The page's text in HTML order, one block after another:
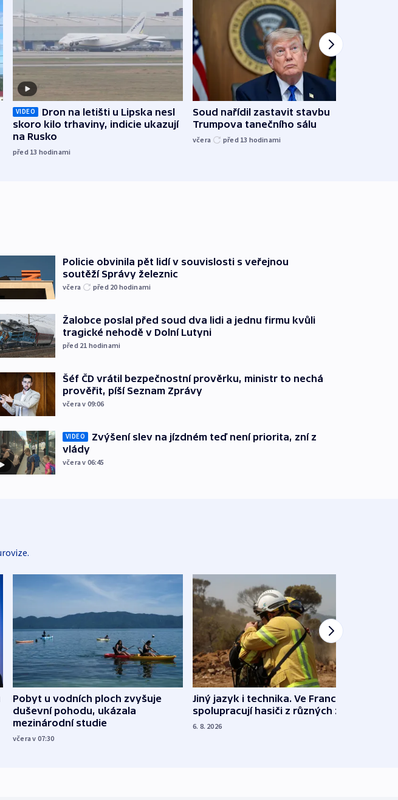
VIDEO
Dron na letišti u Lipska nesl
skoro kilo trhaviny, indicie ukazují
na Rusko
před 13 hodinami
Soud nařídil zastavit stavbu
Trumpova tanečního sálu
včera před 13 hodinami
Policie obvinila pět lidí v souvislosti s veřejnou
soutěží Správy železnic
včera před 20 hodinami
Žalobce poslal před soud dva lidi a jednu firmu kvůli
tragické nehodě v Dolní Lutyni
před 21 hodinami
Šéf ČD vrátil bezpečnostní prověrku, ministr to nechá
prověřit, píší Seznam Zprávy
včera v 09:06
VIDEO
Zvýšení slev na jízdném teď není priorita, zní z
vlády
včera v 06:45
Pobyt u vodních ploch zvyšuje
duševní pohodu, ukázala
mezinárodní studie
včera v 07:30
Jiný jazyk i technika. Ve Francii
spolupracují hasiči z různých zemí
6. 8. 2026